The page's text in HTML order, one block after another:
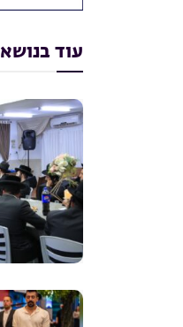
עוד בנושא